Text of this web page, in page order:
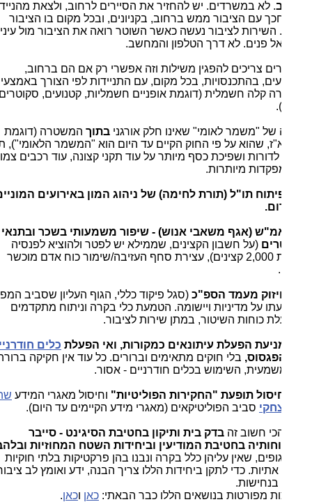
. לא במשרדים. יש להחזיר את הסיירים לרחוב, ולצאת מהניידות
עם הציבור ממש ברחוב, בקניונים, ובכל מקום בו הציבור
השירות לציבור נעשה כאשר השוטר רואה את הציבור מול עיניו.
פנים. לא דרך הטלפון והמחשב.
צריכים להפגין משילות וזה אפשרי רק אם הם ברחוב,
בהתכנסויות, בכל מקום, עם התניידות לפי הצורך באמצעי
קלה חשמלית (דוגמת אופניים חשמליות, קטנועים, סקוטרים
של "משמר לאומי" שאינו חלק אורגני בתוך המשטרה (דוגמת
שהוא על פי החוק הקיים עד היום הוא "המשמר הלאומי"), תהיה
לדורות ושפיכת כסף מיותר על עוד תקני קצונה, עוד רכבים צמודים
מיותרות.
תו"ל (תורת לחימה) של ניהוג המון באירועים המוניים
(אגף משאבי אנוש) - שיפור משמעותי בשכר ובתנאי
(על חשבון הקצינים, שממילא יש לפטר ולהוציא לפנסיה
לפחות 2,000 קצינים), עצירת סחף העזיבה/שימור כוח אדם מוכשר
מעמד הספ"כ(סגל פיקוד כללי, הגוף העליון שסביב המפכ"ל)
על מדיניות ויישומה. הטמעת כלי בקרה וניתוח מתקדמים
כוחות השיטור, במתן שירות לציבור.
הפעלת עיתונאים כמקורות, ואי הפעלתכלים חודרניים
בלי חוקים מתאימים וברורים. כל עוד אין חקיקה ברורה
השימוש בכלים חודרניים - אסור.
תופעת "החקירות הפוליטיות"וחיסול מאגרי המידעשהקים
סביב הפוליטיקאים (מאגרי מידע הקיימים עד היום).
חשוב זהבדק בית ותיקון בחטיבת הסיגינט - סייבר
בחטיבת המודיעין וביחידות השטח המחוזיות ובלהב
שאין עליהן כלל בקרה ונבנו בהן פרקטיקות בלתי חוקיות
אתיות. כדי לתקן ביחידות הללו צריך הבנה, ידע ואומץ לב ציבורי,
בנחישות.
מפורטות בנושאים הללו כבר הבאתי:כאןוכאן.